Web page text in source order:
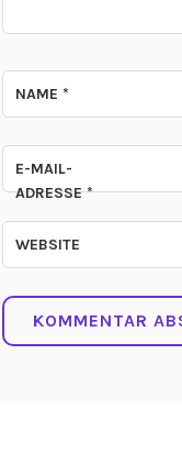
NAME *
E-MAIL-
ADRESSE*
WEBSITE